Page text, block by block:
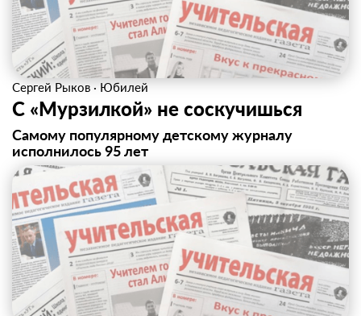
Сергей Рыков · Юбилей
С «Мурзилкой» не соскучишься
Самому популярному детскому журналу
исполнилось 95 лет